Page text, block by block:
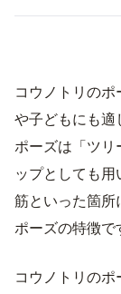
コウノトリの
や子どもにも適
ポーズは「ツリ
ップとしても
筋といった箇所
ポーズの特徴で
コウノトリの